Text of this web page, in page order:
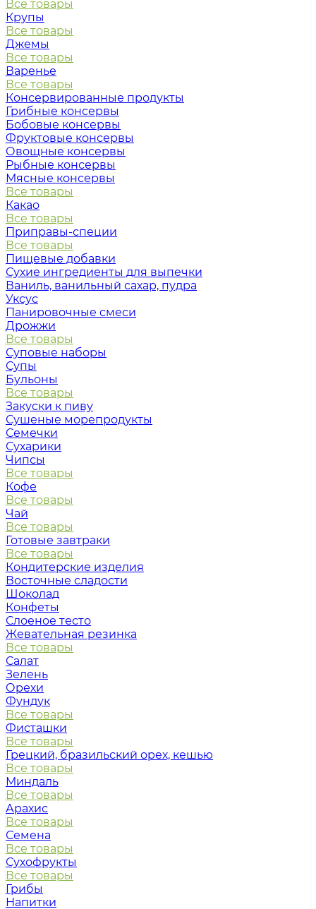
Все товары
Крупы
Все товары
Джемы
Все товары
Варенье
Все товары
Консервированные продукты
Грибные консервы
Бобовые консервы
Фруктовые консервы
Овощные консервы
Рыбные консервы
Мясные консервы
Все товары
Какао
Все товары
Приправы-специи
Все товары
Пищевые добавки
Сухие ингредиенты для выпечки
Ваниль, ванильный сахар, пудра
Уксус
Панировочные смеси
Дрожжи
Все товары
Суповые наборы
Супы
Бульоны
Все товары
Закуски к пиву
Сушеные морепродукты
Семечки
Сухарики
Чипсы
Все товары
Кофе
Все товары
Чай
Все товары
Готовые завтраки
Все товары
Кондитерские изделия
Восточные сладости
Шоколад
Конфеты
Слоеное тесто
Жевательная резинка
Все товары
Салат
Зелень
Орехи
Фундук
Все товары
Фисташки
Все товары
Грецкий, бразильский орех, кешью
Все товары
Миндаль
Все товары
Арахис
Все товары
Семена
Все товары
Сухофрукты
Все товары
Грибы
Напитки